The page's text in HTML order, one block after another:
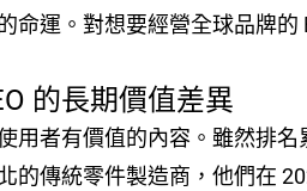
命運。對想要經營全球品牌的
的長期價值差異
用者有價值的內容。雖然排
的傳統零件製造商，他們在